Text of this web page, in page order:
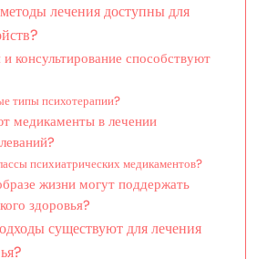
лечения доступны для
консультирование способствуют
типы психотерапии?
медикаменты в лечении
психиатрических медикаментов?
жизни могут поддержать
здоровья?
существуют для лечения